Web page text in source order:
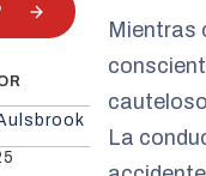
Mientras
La